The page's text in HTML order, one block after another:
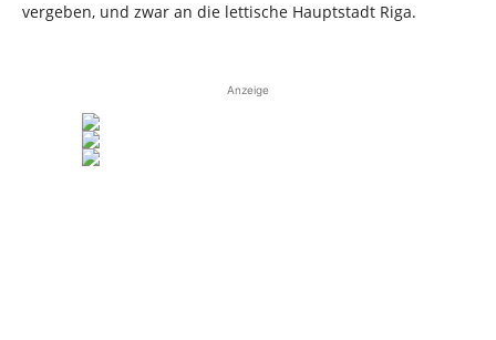
vergeben, und zwar an die lettische Hauptstadt Riga.
Anzeige